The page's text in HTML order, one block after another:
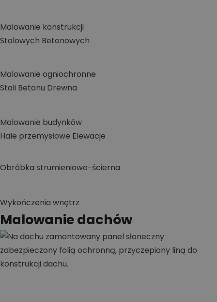
Malowanie konstrukcji
Stalowych Betonowych
Malowanie ogniochronne
Stali Betonu Drewna
Malowanie budynków
Hale przemysłowe Elewacje
Obróbka strumieniowo-ścierna
Wykończenia wnętrz
Malowanie dachów